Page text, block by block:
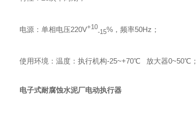
电源：单相电压220V+10
-15%，频率50Hz；
使用环境：温度：执行机构-25~+70℃ 放大器0~50℃；
电子式耐腐蚀水泥厂电动执行器